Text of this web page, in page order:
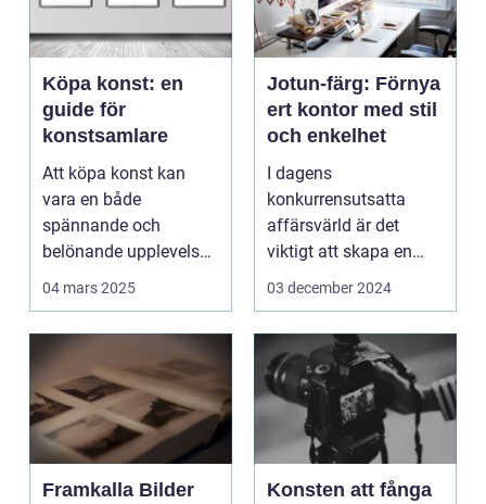
Köpa konst: en
guide för
konstsamlare
Att köpa konst kan
vara en både
spännande och
belönande upplevelse.
Det handlar...
04 mars 2025
Jotun-färg: Förnya
ert kontor med stil
och enkelhet
I dagens
konkurrensutsatta
affärsvärld är det
viktigt att skapa en
arbetsmiljö s...
03 december 2024
Framkalla Bilder
Konsten att fånga